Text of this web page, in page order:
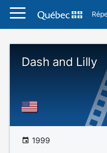
Dash and Lilly
1999